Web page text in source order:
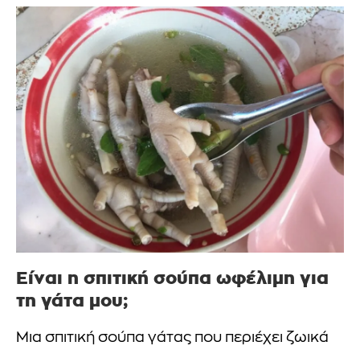
Είναι η σπιτική σούπα ωφέλιμη για
τη γάτα μου;
Μια σπιτική σούπα γάτας που περιέχει ζωικά